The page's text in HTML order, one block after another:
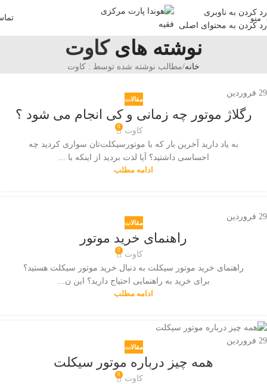
رد کردن به ناوبری
رد کردن به محتوای اصلی
منو
نوشته هایکاوت
خانه مطالب نوشته شده توسط : کاوت
29 فروردین
مقالات
رگلاژ موتور چه زمانی و کی انجام می شود ؟
کاوت 0
به یاد دارید آخرین بار که با موتورسیکلت‌تان سواری کردید چه
احساسی داشتید؟ آیا لذت بردید از اینکه با ...
ادامه مطلب
29 فروردین
مقالات
راهنمای خرید موتور
کاوت 0
راهنمای خرید موتور سیکلت به دنبال خرید موتور سیکلت هستید؟
برای خرید به راهنمایی احتیاج دارید؟ این ن...
ادامه مطلب
29 فروردین
مقالات
همه چیز درباره موتور سیکلت
کاوت 0